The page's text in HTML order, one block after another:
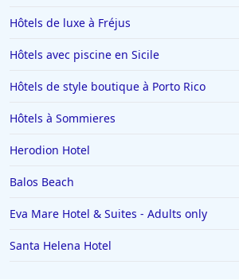
Hôtels de luxe à Fréjus
Hôtels avec piscine en Sicile
Hôtels de style boutique à Porto Rico
Hôtels à Sommieres
Herodion Hotel
Balos Beach
Eva Mare Hotel & Suites - Adults only
Santa Helena Hotel